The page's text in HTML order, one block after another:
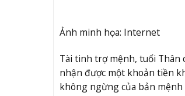
Ảnh minh họa: Internet
Tài tinh trợ mệnh, tuổi Thân
nhận được một khoản tiền
không ngừng của bản